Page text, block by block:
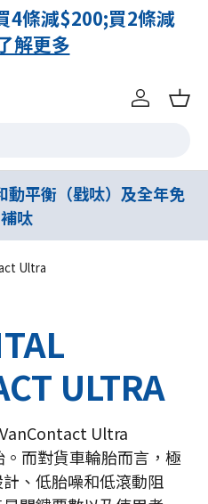
4條減$200;買2條減
解更多
登入 購
動平衡（戥呔）及全年免
呔
Ultra
ULTRA
Ultra
。而對貨車輪胎而言，極
、低胎噪和低滾動阻